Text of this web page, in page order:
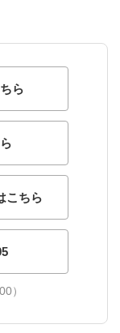
ら
こちら
）